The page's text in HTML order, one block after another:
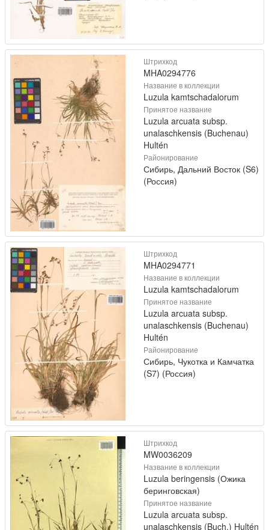
Штрихкод
MHA0294776
Название в коллекции
Luzula kamtschadalorum
Принятое название
Luzula arcuata subsp.
unalaschkensis (Buchenau)
Hultén
Районирование
Сибирь, Дальний Восток (S6)
(Россия)
Штрихкод
MHA0294771
Название в коллекции
Luzula kamtschadalorum
Принятое название
Luzula arcuata subsp.
unalaschkensis (Buchenau)
Hultén
Районирование
Сибирь, Чукотка и Камчатка
(S7) (Россия)
Штрихкод
MW0036209
Название в коллекции
Luzula beringensis (Ожика
беринговская)
Принятое название
Luzula arcuata subsp.
unalaschkensis (Buch.) Hultén